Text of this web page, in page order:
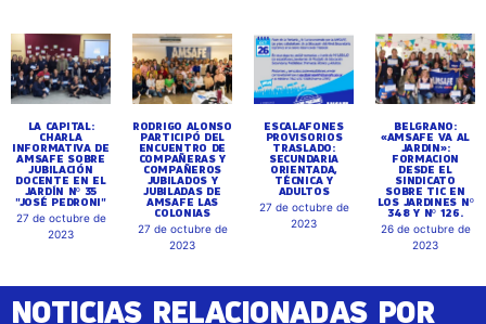
LA CAPITAL:
CHARLA
INFORMATIVA DE
AMSAFE SOBRE
JUBILACIÓN
DOCENTE EN EL
JARDÍN Nº 35
"JOSÉ PEDRONI"
27 de octubre de
2023
RODRIGO ALONSO
PARTICIPÓ DEL
ENCUENTRO DE
COMPAÑERAS Y
COMPAÑEROS
JUBILADOS Y
JUBILADAS DE
AMSAFE LAS
COLONIAS
27 de octubre de
2023
ESCALAFONES
PROVISORIOS
TRASLADO:
SECUNDARIA
ORIENTADA,
TÉCNICA Y
ADULTOS
27 de octubre de
2023
BELGRANO:
«AMSAFE VA AL
JARDIN»:
FORMACION
DESDE EL
SINDICATO
SOBRE TIC EN
LOS JARDINES Nº
348 Y Nº 126.
26 de octubre de
2023
NOTICIAS RELACIONADAS POR